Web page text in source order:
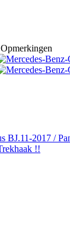
Opmerkingen
BJ.11-2017 /
!!